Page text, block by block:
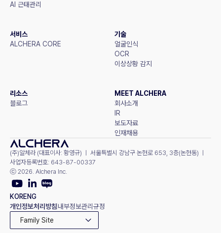
AI 근태관리
서비스
ALCHERA CORE
기술
얼굴인식
OCR
이상상황 감지
리소스
블로그
MEET ALCHERA
회사소개
IR
보도자료
인재채용
(주)알체라 (대표이사: 황영규) ㅣ 서울특별시 강남구 논현로 653, 3층(논현동) ㅣ
사업자등록번호: 643-87-00337
ⓒ 2026. Alchera Inc.
KORENG
개인정보처리방침내부정보관리규정
Family Site